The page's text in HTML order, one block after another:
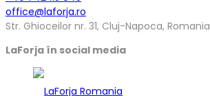
office@laforja.ro
Str. Ghioceilor nr. 31, Cluj-Napoca, Romania
LaForja în social media